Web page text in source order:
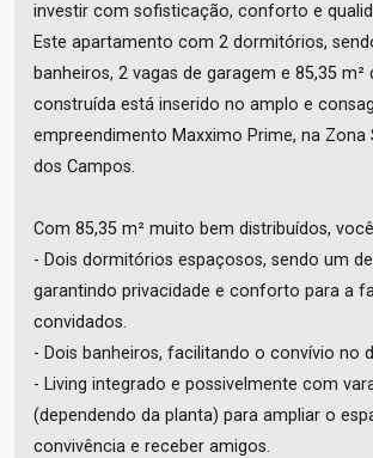
investir com sofisticação, conforto e
Este apartamento com 2 dormitórios,
banheiros, 2 vagas de garagem e 85,35 m²
construída está inserido no amplo e
empreendimento Maxximo Prime, na Zona
dos Campos.
Com 85,35 m² muito bem distribuídos,
- Dois dormitórios espaçosos, sendo um
garantindo privacidade e conforto para a
convidados.
- Dois banheiros, facilitando o convívio no
- Living integrado e possivelmente com
(dependendo da planta) para ampliar o
convivência e receber amigos.